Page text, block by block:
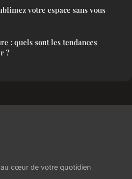
votre espace sans vous
: quels sont les tendances
?
cœur de votre quotidien